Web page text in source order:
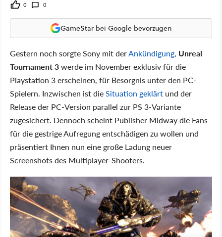
0 0
GameStar bei Google bevorzugen
Gestern noch sorgte Sony mit derAnkündigung, Unreal
Tournament 3werde im November exklusiv für die
Playstation 3 erscheinen, für Besorgnis unter den PC-
Spielern. Inzwischen ist dieSituation geklärt und der
Release der PC-Version parallel zur PS 3-Variante
zugesichert. Dennoch scheint Publisher Midway die Fans
für die gestrige Aufregung entschädigen zu wollen und
präsentiert Ihnen nun eine große Ladung neuer
Screenshots des Multiplayer-Shooters.